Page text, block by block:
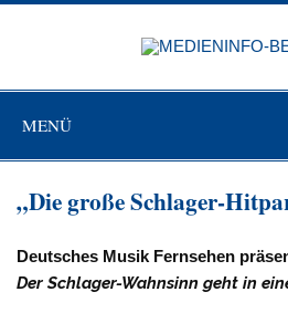
Zum
MENÜ
„Die große Schlager-
Deutsches Musik Fernsehen
Der Schlager-Wahnsinn geht in